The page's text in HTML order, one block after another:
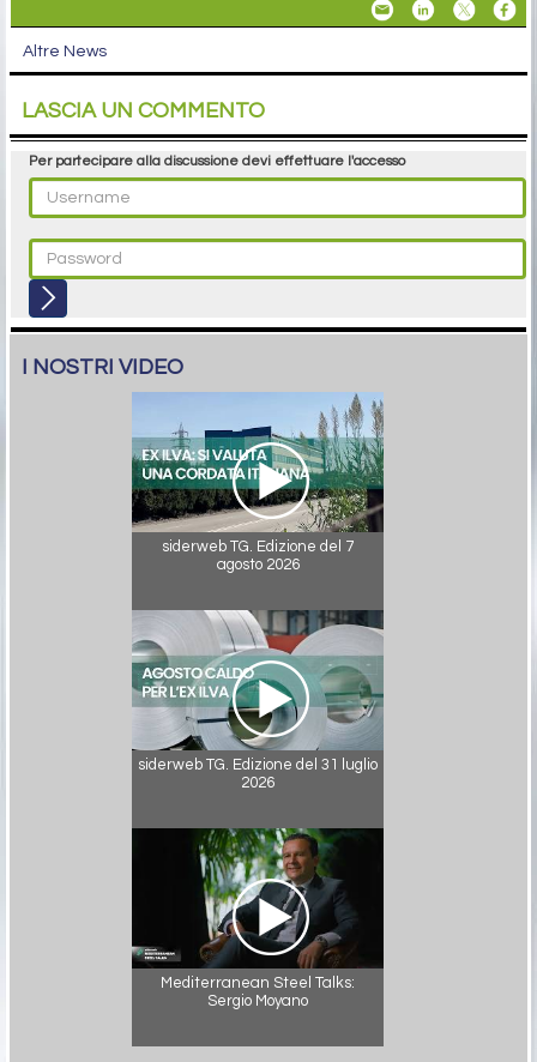
Altre News
LASCIA UN COMMENTO
Per partecipare alla discussione devi effettuare l'accesso
I NOSTRI VIDEO
siderweb TG. Edizione del 7
agosto 2026
siderweb TG. Edizione del 31 luglio
2026
Mediterranean Steel Talks:
Sergio Moyano